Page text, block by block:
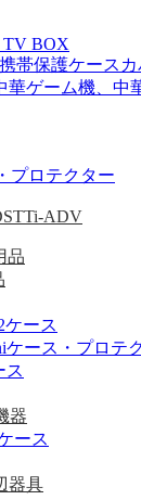
TV BOX
帯保護ケースカ
華ゲーム機、中
プロテクター
ADV
品
ケース
ケース・プロテ
ス
器
ース
器具